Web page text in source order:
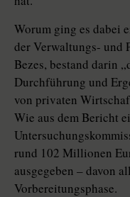
Worum ging es dabei
der Verwaltungs- und
Bezes, bestand darin
Durchführung und
von privaten
Wie aus dem Bericht
rund 102 Millionen
ausgegeben – davon
Vorbereitungsphase.